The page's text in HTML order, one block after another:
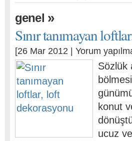
genel »
Sınır tanımayan
[26 Mar 2012 | Yorum
Sözlük
konut
ucuz